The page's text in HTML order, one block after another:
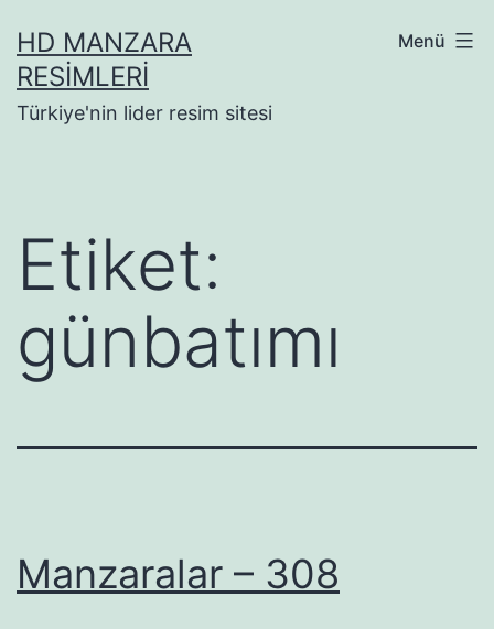
geçHD MANZARA
RESIMLERI
Türkiye'nin lider resim sitesi
Menü
Etiket:
günbatımı
Manzaralar – 308